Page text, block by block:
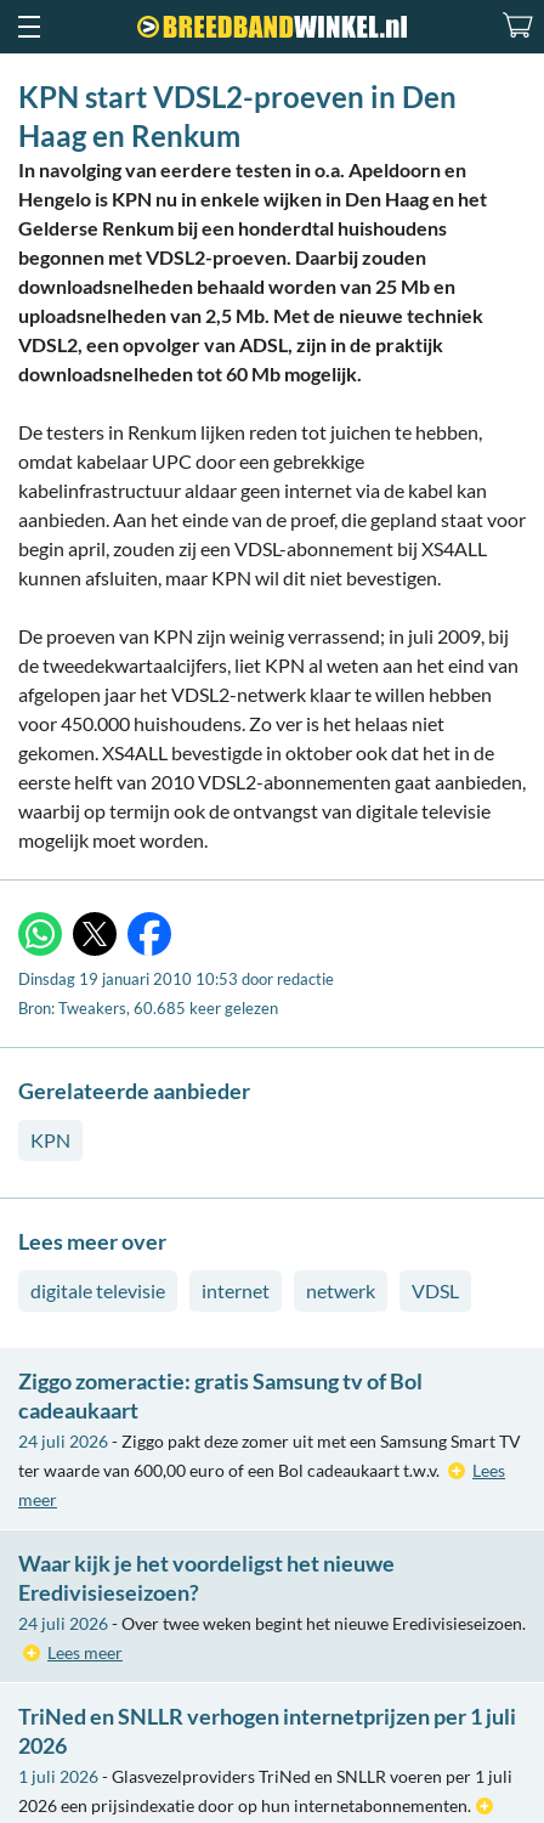
KPN start VDSL2-proeven in Den
Haag en Renkum
In navolging van eerdere testen in o.a. Apeldoorn en
Hengelo is KPN nu in enkele wijken in Den Haag en het
Gelderse Renkum bij een honderdtal huishoudens
begonnen met VDSL2-proeven. Daarbij zouden
downloadsnelheden behaald worden van 25 Mb en
uploadsnelheden van 2,5 Mb. Met de nieuwe techniek
VDSL2, een opvolger van ADSL, zijn in de praktijk
downloadsnelheden tot 60 Mb mogelijk.
De testers in Renkum lijken reden tot juichen te hebben,
omdat kabelaar UPC door een gebrekkige
kabelinfrastructuur aldaar geen internet via de kabel kan
aanbieden. Aan het einde van de proef, die gepland staat voor
begin april, zouden zij een VDSL-abonnement bij XS4ALL
kunnen afsluiten, maar KPN wil dit niet bevestigen.
De proeven van KPN zijn weinig verrassend; in juli 2009, bij
de tweedekwartaalcijfers, liet KPN al weten aan het eind van
afgelopen jaar het VDSL2-netwerk klaar te willen hebben
voor 450.000 huishoudens. Zo ver is het helaas niet
gekomen. XS4ALL bevestigde in oktober ook dat het in de
eerste helft van 2010 VDSL2-abonnementen gaat aanbieden,
waarbij op termijn ook de ontvangst van digitale televisie
mogelijk moet worden.
WhatsApp
X Facebook
Dinsdag 19 januari 2010 10:53 door redactie
Bron: Tweakers, 60.685 keer gelezen
Gerelateerde aanbieder
KPN
Lees meer over
digitale televisie internet netwerk VDSL
Ziggo zomeractie: gratis Samsung tv of Bol
cadeaukaart
24 juli 2026- Ziggo pakt deze zomer uit met een Samsung Smart TV
ter waarde van 600,00 euro of een Bol cadeaukaart t.w.v.
Lees
meer
Waar kijk je het voordeligst het nieuwe
Eredivisieseizoen?
24 juli 2026- Over twee weken begint het nieuwe Eredivisieseizoen.
Lees meer
TriNed en SNLLR verhogen internetprijzen per 1 juli
2026
1 juli 2026- Glasvezelproviders TriNed en SNLLR voeren per 1 juli
2026 een prijsindexatie door op hun internetabonnementen.